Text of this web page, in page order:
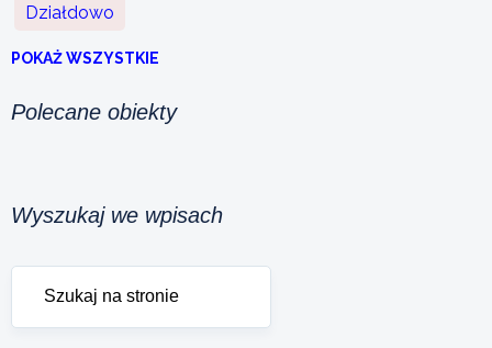
Działdowo
POKAŻ WSZYSTKIE
Polecane obiekty
Wyszukaj we wpisach